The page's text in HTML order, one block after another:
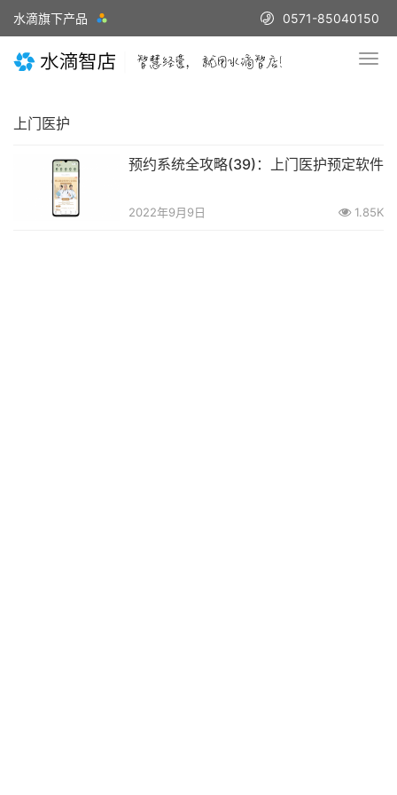
水滴旗下产品 0571-85040150
上门医护
预约系统全攻略(39)：上门医护预定软件
2022年9月9日 1.85K